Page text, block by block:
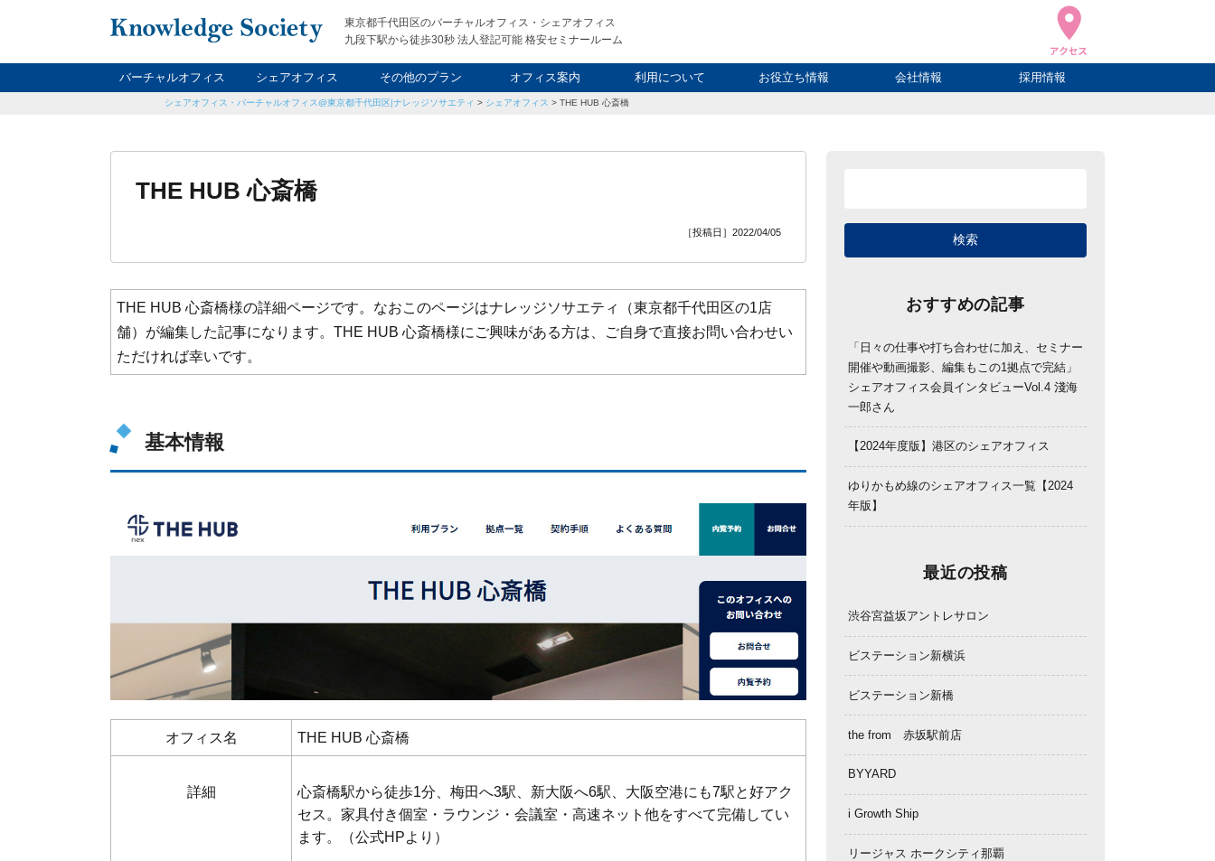
東京都千代田区のバーチャルオフィス・シェアオフィス
九段下駅から徒歩30秒 法人登記可能 格安セミナールーム
バーチャルオフィス シェアオフィス その他のプラン
レンタルオフィス
ナイト&ウィークエンド
貸し会議室
オフィス案内 利用について お役立ち情報 会社情報 採用情報
シェアオフィス・バーチャルオフィス@東京都千代田区|ナレッジソサエティ > シェアオフィス > THE HUB 心斎橋
THE HUB 心斎橋
［投稿日］2022/04/05
THE HUB 心斎橋様の詳細ページです。なおこのページはナレッジソサエティ（東京都千代田区の1店
舗）が編集した記事になります。THE HUB 心斎橋様にご興味がある方は、ご自身で直接お問い合わせい
ただければ幸いです。
基本情報
オフィス名 THE HUB 心斎橋
詳細
心斎橋駅から徒歩1分、梅田へ3駅、新大阪へ6駅、大阪空港にも7駅と好アク
セス。家具付き個室・ラウンジ・会議室・高速ネット他をすべて完備してい
ます。（公式HPより）
おすすめの記事
「日々の仕事や打ち合わせに加え、セミナー
開催や動画撮影、編集もこの1拠点で完結」
シェアオフィス会員インタビューVol.4 淺海
一郎さん
【2024年度版】港区のシェアオフィス
ゆりかもめ線のシェアオフィス一覧【2024
年版】
最近の投稿
渋谷宮益坂アントレサロン
ビステーション新横浜
ビステーション新橋
the from 赤坂駅前店
BYYARD
i Growth Ship
リージャス ホークシティ那覇